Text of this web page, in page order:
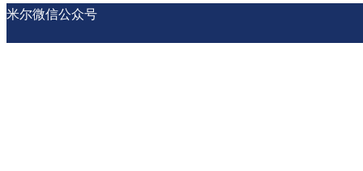
米尔微信公众号